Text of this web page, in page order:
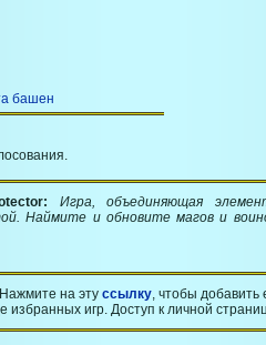
башен
Игра, объединяющая
Наймите и обновите магов и
на эту ссылку, чтобы добавить
избранных игр. Доступ к личной